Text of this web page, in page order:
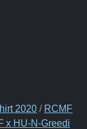
2020 / RCMF
x HU-N-Greedi